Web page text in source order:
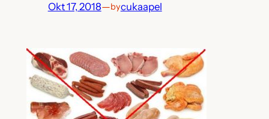
Okt 17, 2018—bycukaapel